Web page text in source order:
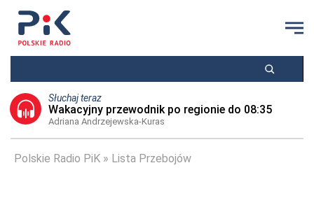
Słuchaj teraz
Wakacyjny przewodnik po regionie do 08:35
Adriana Andrzejewska-Kuras
Polskie Radio PiK Lista Przebojów